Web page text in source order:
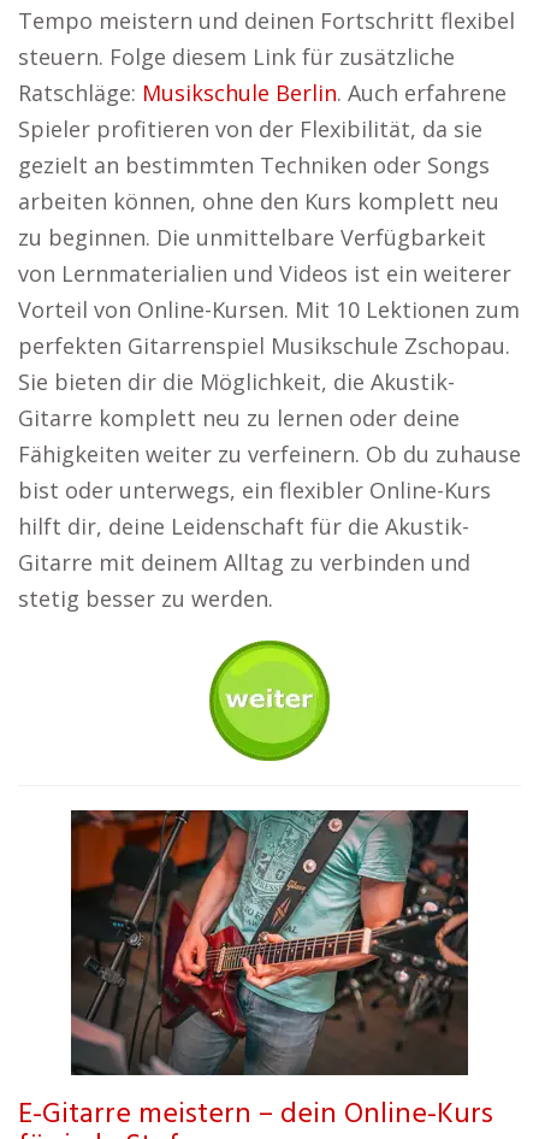
Tempo meistern und deinen Fortschritt flexibel
steuern. Folge diesem Link für zusätzliche
Ratschläge: Musikschule Berlin. Auch erfahrene
Spieler profitieren von der Flexibilität, da sie
gezielt an bestimmten Techniken oder Songs
arbeiten können, ohne den Kurs komplett neu
zu beginnen. Die unmittelbare Verfügbarkeit
von Lernmaterialien und Videos ist ein weiterer
Vorteil von Online-Kursen. Mit 10 Lektionen zum
perfekten Gitarrenspiel Musikschule Zschopau.
Sie bieten dir die Möglichkeit, die Akustik-
Gitarre komplett neu zu lernen oder deine
Fähigkeiten weiter zu verfeinern. Ob du zuhause
bist oder unterwegs, ein flexibler Online-Kurs
hilft dir, deine Leidenschaft für die Akustik-
Gitarre mit deinem Alltag zu verbinden und
stetig besser zu werden.
E-Gitarre meistern – dein Online-Kurs